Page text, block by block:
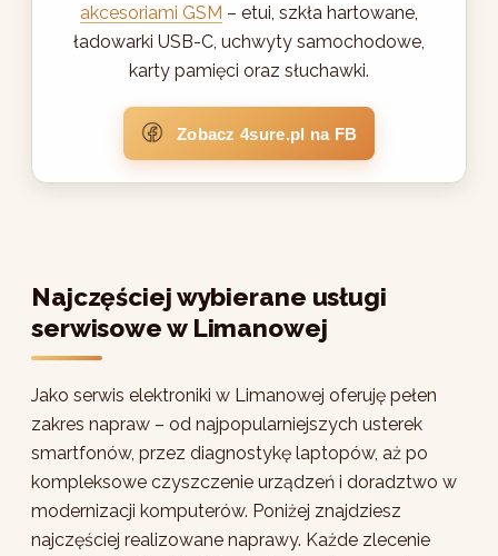
akcesoriami GSM – etui, szkła hartowane,
ładowarki USB-C, uchwyty samochodowe,
karty pamięci oraz słuchawki.
Zobacz 4sure.pl na FB
Najczęściej wybierane usługi
serwisowe w Limanowej
Jako serwis elektroniki w Limanowej oferuję pełen
zakres napraw – od najpopularniejszych usterek
smartfonów, przez diagnostykę laptopów, aż po
kompleksowe czyszczenie urządzeń i doradztwo w
modernizacji komputerów. Poniżej znajdziesz
najczęściej realizowane naprawy. Każde zlecenie